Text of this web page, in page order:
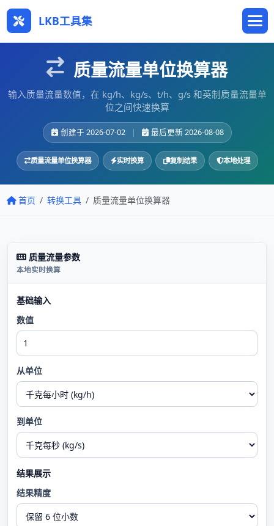
LKB工具集
质量流量单位换算器
输入质量流量数值，在 kg/h、kg/s、t/h、g/s 和英制质量流量单
位之间快速换算
创建于 2026-07-02 | 最后更新 2026-08-08
质量流量单位换算器 实时换算 复制结果 本地处理
首页 转换工具 质量流量单位换算器
质量流量参数
本地实时换算
基础输入
数值
从单位
到单位
结果展示
结果精度